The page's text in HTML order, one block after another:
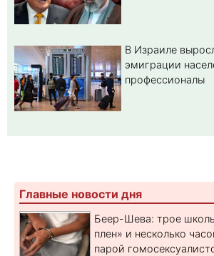
В Израиле
эмиграции
профессионалы
Главные новости дня
Беер-Шева: трое
плен» и несколько
парой